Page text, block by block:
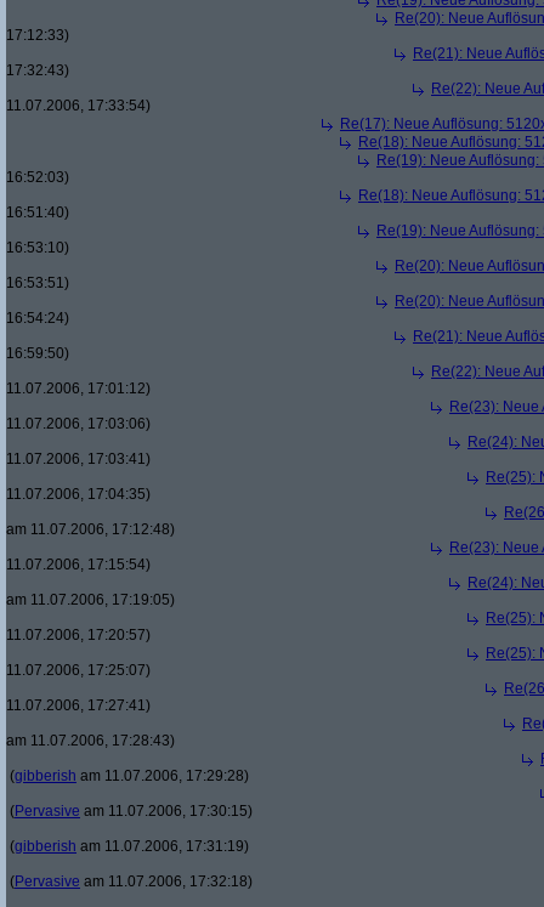
Re(20): Neue
17:12:33)
Re(21): Neue
17:32:43)
Re(22): Neue
11.07.2006, 17:33:54)
Re(17): Neue Auflösung:
Re(18): Neue Auflösung:
Re(19): Neue
16:52:03)
Re(18): Neue Auflösung:
16:51:40)
Re(19): Neue
16:53:10)
Re(20): Neue
16:53:51)
Re(20): Neue
16:54:24)
Re(21): Neue
16:59:50)
Re(22): Neue
11.07.2006, 17:01:12)
Re(23):
11.07.2006, 17:03:06)
Re(24):
11.07.2006, 17:03:41)
Re(25):
11.07.2006, 17:04:35)
am 11.07.2006, 17:12:48)
Re(23):
11.07.2006, 17:15:54)
Re(24):
am 11.07.2006, 17:19:05)
Re(25):
11.07.2006, 17:20:57)
Re(25):
11.07.2006, 17:25:07)
11.07.2006, 17:27:41)
am 11.07.2006, 17:28:43)
(gibberish am 11.07.2006, 17:29:28)
(Pervasive am 11.07.2006, 17:30:15)
(gibberish am 11.07.2006, 17:31:19)
(Pervasive am 11.07.2006, 17:32:18)